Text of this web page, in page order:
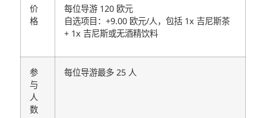
价
格
每位导游 120 欧元
自选项目：+9.00 欧元/人，包括 1x 吉尼斯茶
+ 1x 吉尼斯或无酒精饮料
参
与
人
数
每位导游最多 25 人